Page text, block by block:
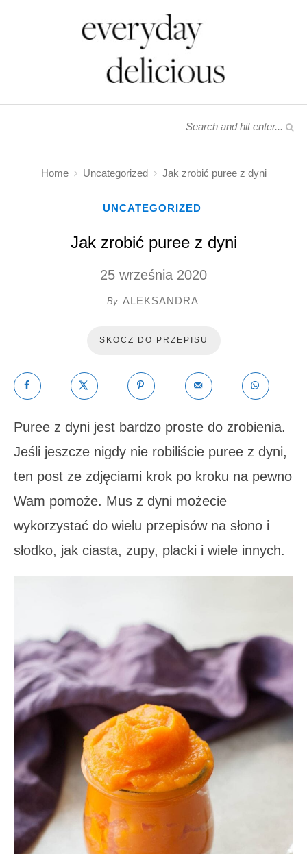
Home Uncategorized Jak zrobić puree z dyni
UNCATEGORIZED
Jak zrobić puree z dyni
25 września 2020
By ALEKSANDRA
SKOCZ DO PRZEPISU
Puree z dyni jest bardzo proste do zrobienia.
Jeśli jeszcze nigdy nie robiliście puree z dyni,
ten post ze zdjęciami krok po kroku na pewno
Wam pomoże. Mus z dyni możecie
wykorzystać do wielu przepisów na słono i
słodko, jak ciasta, zupy, placki i wiele innych.